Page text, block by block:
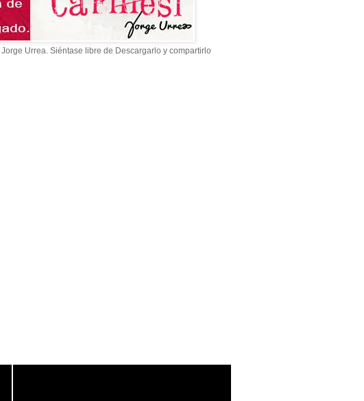
Urrea. Siéntase libre de Descargarlo y compartirlo